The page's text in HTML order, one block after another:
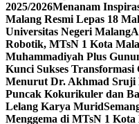
2025/2026Menanam
Malang Resmi Lepas 18
Universitas Negeri Malang
Robotik, MTsN 1 Kota
Muhammadiyah Plus
Kunci Sukses
Menurut Dr. Akhmad Sruji
Puncak Kokurikuler dan
Lelang Karya Murid
Menggema di MTsN 1